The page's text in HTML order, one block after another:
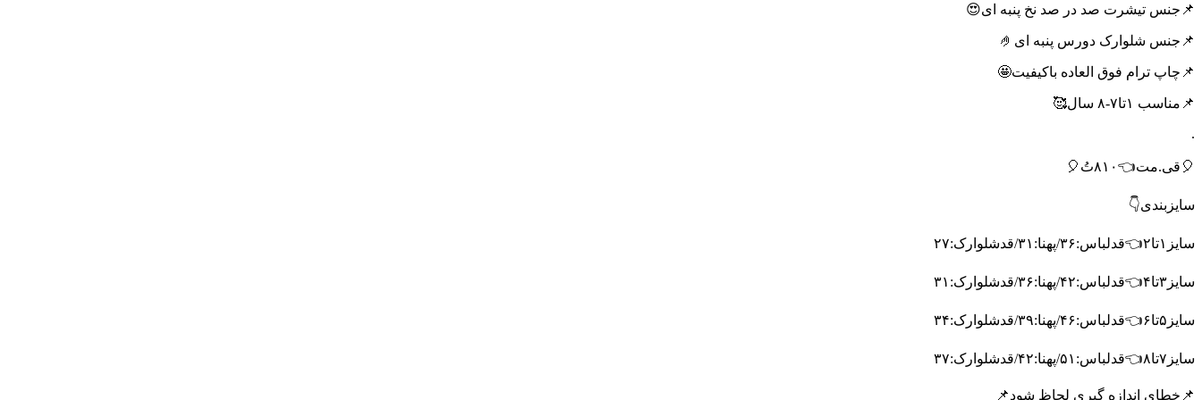
📌جنس تیشرت صد در صد نخ پنبه ای😍
📌جنس شلوارک دورس پنبه ای🤌
📌چاپ ترام فوق العاده باکیفیت🤩
📌مناسب ۱تا۷-۸ سال🥰
.
🎈قی.مت👈۸۱۰تُ🎈
سایزبندی👇
سایز۱تا۲👈قدلباس:۳۶/پهنا:۳۱/قدشلوارک:۲۷
سایز۳تا۴👈قدلباس:۴۲/پهنا:۳۶/قدشلوارک:۳۱
سایز۵تا۶👈قدلباس:۴۶/پهنا:۳۹/قدشلوارک:۳۴
سایز۷تا۸👈قدلباس:۵۱/پهنا:۴۲/قدشلوارک:۳۷
📌خطای اندازه گیری لحاظ شود📌